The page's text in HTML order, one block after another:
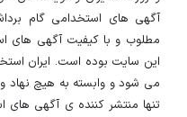
تهران
۱ سال پیش
نیروی ثبت
آگهی های استخدامی گام
مطلوب و با کیفیت آگهی های
این سایت بوده است. ایران
می شود و وابسته به هیچ نهاد
تنها منتشر کننده ی آگهی های